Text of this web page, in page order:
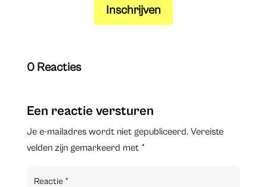
Inschrijven
0 Reacties
Een reactie versturen
Je e-mailadres wordt niet gepubliceerd. Vereiste
velden zijn gemarkeerd met *